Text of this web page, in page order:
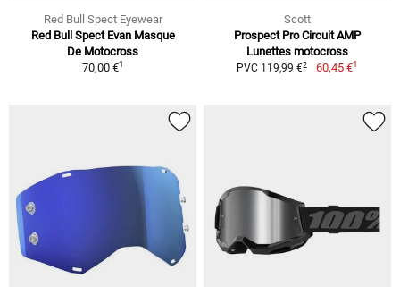
Red Bull Spect Eyewear
Red Bull Spect Evan Masque
De Motocross
70,00 €1
Scott
Prospect Pro Circuit AMP
Lunettes motocross
PVC 119,99 €2 60,45 €1